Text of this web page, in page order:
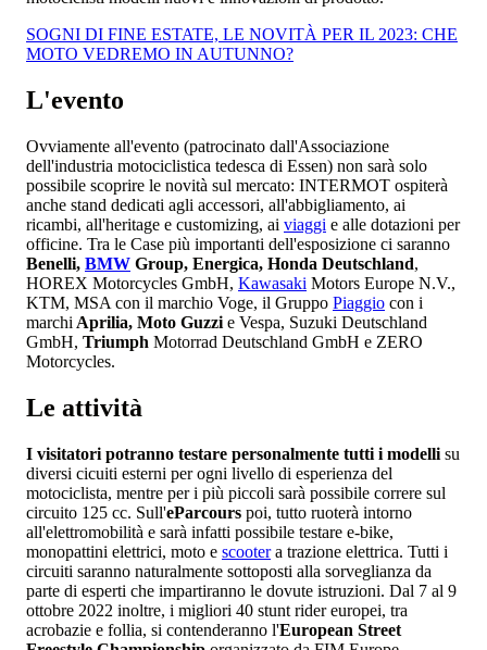
SOGNI DI FINE ESTATE, LE NOVITÀ PER IL 2023: CHE
MOTO VEDREMO IN AUTUNNO?
L'evento
Ovviamente all'evento (patrocinato dall'Associazione
dell'industria motociclistica tedesca di Essen) non sarà solo
possibile scoprire le novità sul mercato: INTERMOT ospiterà
anche stand dedicati agli accessori, all'abbigliamento, ai
ricambi, all'heritage e customizing, ai viaggi e alle dotazioni per
officine. Tra le Case più importanti dell'esposizione ci saranno
Benelli, BMW Group, Energica, Honda Deutschland,
HOREX Motorcycles GmbH, Kawasaki Motors Europe N.V.,
KTM, MSA con il marchio Voge, il Gruppo Piaggio con i
marchi Aprilia, Moto Guzzi e Vespa, Suzuki Deutschland
GmbH, Triumph Motorrad Deutschland GmbH e ZERO
Motorcycles.
Le attività
I visitatori potranno testare personalmente tutti i modelli su
diversi cicuiti esterni per ogni livello di esperienza del
motociclista, mentre per i più piccoli sarà possibile correre sul
circuito 125 cc. Sull'eParcours poi, tutto ruoterà intorno
all'elettromobilità e sarà infatti possibile testare e-bike,
monopattini elettrici, moto e scootera trazione elettrica. Tutti i
circuiti saranno naturalmente sottoposti alla sorveglianza da
parte di esperti che impartiranno le dovute istruzioni. Dal 7 al 9
ottobre 2022 inoltre, i migliori 40 stunt rider europei, tra
acrobazie e follia, si contenderanno l'European Street